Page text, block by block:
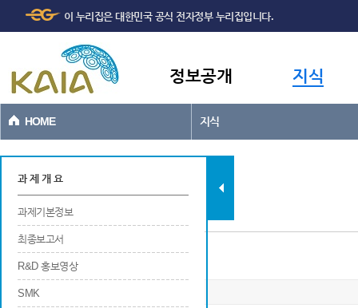
본문바로가기
이 누리집은 대한민국 공식 전자정부 누리집입니다.
정보공개 지식
HOME 지식
과제현황
과 제 개 요
과제기본정보
최종보고서
R&D 홍보영상
SMK
연구개발 관련 홍보